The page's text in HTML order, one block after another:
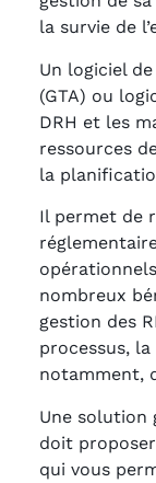
la survie de
Un logiciel de
(GTA) ou
DRH et les
ressources
la
Il permet de
nombreux
gestion des
processus,
notamment,
Une solution
doit
qui vous